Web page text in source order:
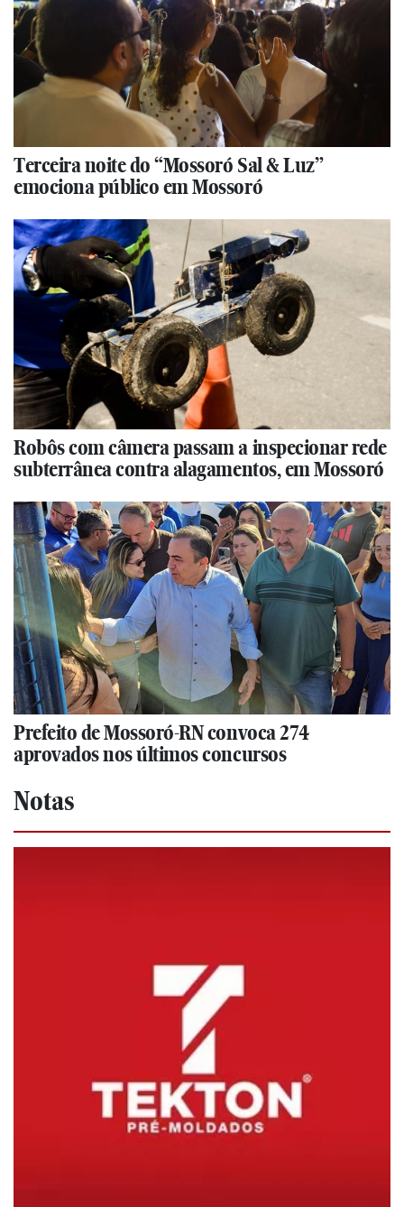
Terceira noite do “Mossoró Sal & Luz”
emociona público em Mossoró
Robôs com câmera passam a inspecionar rede
subterrânea contra alagamentos, em Mossoró
Prefeito de Mossoró-RN convoca 274
aprovados nos últimos concursos
Notas